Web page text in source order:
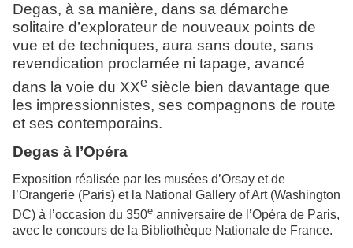
Degas, à sa manière, dans sa démarche
solitaire d’explorateur de nouveaux points de
vue et de techniques, aura sans doute, sans
revendication proclamée ni tapage, avancé
dans la voie du XXe siècle bien davantage que
les impressionnistes, ses compagnons de route
et ses contemporains.
Degas à l’Opéra
Exposition réalisée par les musées d’Orsay et de
l’Orangerie (Paris) et la National Gallery of Art (Washington
DC) à l’occasion du 350e anniversaire de l’Opéra de Paris,
avec le concours de la Bibliothèque Nationale de France.